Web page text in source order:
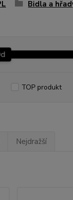
Bidla a
TOP produkt
Nejdražší